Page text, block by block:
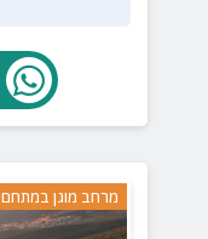
מרחב מוגן במתחם